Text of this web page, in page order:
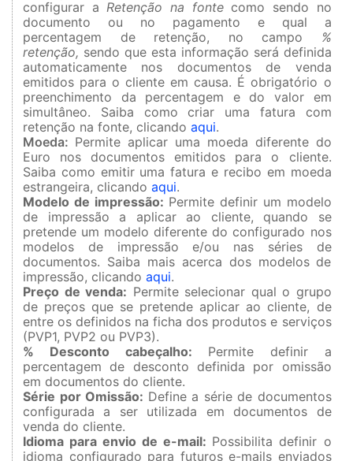
configurar a Retenção na fonte como sendo no
documento ou no pagamento e qual a
percentagem de retenção, no campo
%
retenção, sendo que esta informação será definida
automaticamente nos documentos de venda
emitidos para o cliente em causa. É obrigatório o
preenchimento da percentagem e do valor em
simultâneo. Saiba como criar uma fatura com
retenção na fonte, clicando aqui.
Moeda: Permite aplicar uma moeda diferente do
Euro nos documentos emitidos para o cliente.
Saiba como emitir uma fatura e recibo em moeda
estrangeira, clicando aqui.
Modelo de impressão: Permite definir um modelo
de impressão a aplicar ao cliente, quando se
pretende um modelo diferente do configurado nos
modelos de impressão e/ou nas séries de
documentos. Saiba mais acerca dos modelos de
impressão, clicando aqui.
Preço de venda: Permite selecionar qual o grupo
de preços que se pretende aplicar ao cliente, de
entre os definidos na ficha dos produtos e serviços
(PVP1, PVP2 ou PVP3).
% Desconto cabeçalho: Permite definir a
percentagem de desconto definida por omissão
em documentos do cliente.
Série por Omissão: Define a série de documentos
configurada a ser utilizada em documentos de
venda do cliente.
Idioma para envio de e-mail: Possibilita definir o
idioma configurado para futuros e-mails enviados